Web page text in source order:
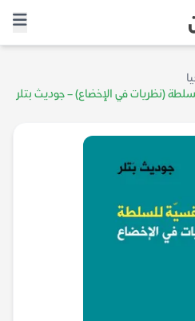
(نظريات في الإخضاع) – جوديث بتلر